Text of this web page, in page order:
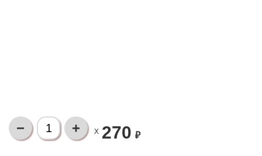
X 270 ₽